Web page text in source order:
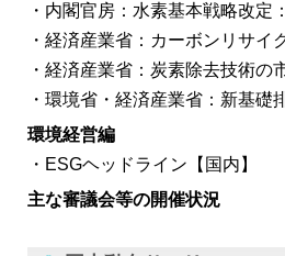
内閣官房：水素基本戦略改定
経済産業省：カーボンリサイ
経済産業省：炭素除去技術の
環境省・経済産業省：新基礎
環境経営編
ESGヘッドライン【国内】
主な審議会等の開催状況